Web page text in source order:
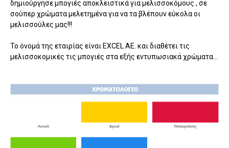
δημιούργησε μπογιές αποκλειστικά για μελισσοκόμους , σε
σούπερ χρώματα μελετημένα για να τα βλέπουν εύκολα οι
μελισσούλες μας!!!
Το όνομά της εταιρίας είναι EXCEL AE. και διαθέτει τις
μελισσοκομικές τις μπογιές στα εξής εντυπωσιακά χρώματα...